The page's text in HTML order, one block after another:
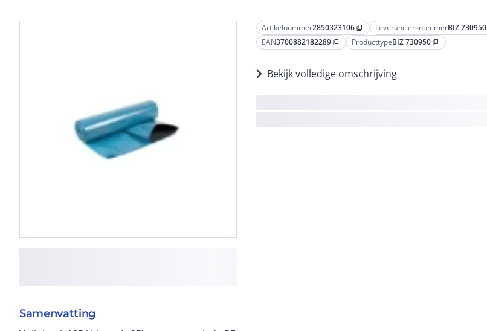
Artikelnummer2850323106 content_copy LeveranciersnummerBIZ 730950
EAN3700882182289 content_copy ProducttypeBIZ 730950 content_copy
Bekijk volledige omschrijving
Samenvatting